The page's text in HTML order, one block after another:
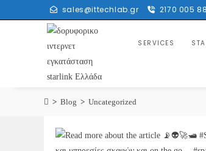
sales@ittechlab.gr 2170 005
SERVICES
> Blog > Uncategorized